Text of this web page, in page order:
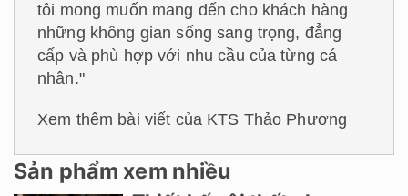
tôi mong muốn mang đến cho khách hàng
những không gian sống sang trọng, đẳng
cấp và phù hợp với nhu cầu của từng cá
nhân."
Xem thêm bài viết của KTS Thảo Phương
Sản phẩm xem nhiều